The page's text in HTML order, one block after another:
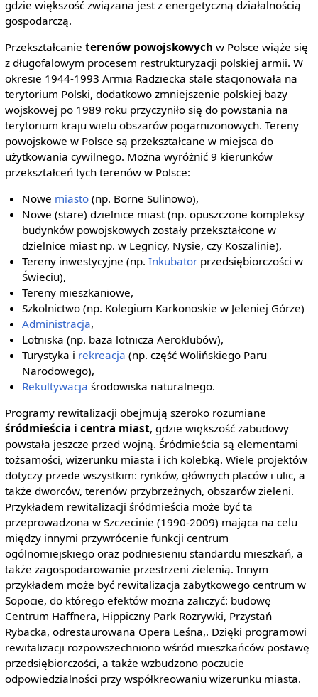
gdzie większość związana jest z energetyczną działalnością
gospodarczą.
Przekształcanie terenów powojskowych w Polsce wiąże się
z długofalowym procesem restrukturyzacji polskiej armii. W
okresie 1944-1993 Armia Radziecka stale stacjonowała na
terytorium Polski, dodatkowo zmniejszenie polskiej bazy
wojskowej po 1989 roku przyczyniło się do powstania na
terytorium kraju wielu obszarów pogarnizonowych. Tereny
powojskowe w Polsce są przekształcane w miejsca do
użytkowania cywilnego. Można wyróżnić 9 kierunków
przekształceń tych terenów w Polsce:
Nowe miasto (np. Borne Sulinowo),
Nowe (stare) dzielnice miast (np. opuszczone kompleksy
budynków powojskowych zostały przekształcone w
dzielnice miast np. w Legnicy, Nysie, czy Koszalinie),
Tereny inwestycyjne (np.Inkubator przedsiębiorczości w
Świeciu),
Tereny mieszkaniowe,
Szkolnictwo (np. Kolegium Karkonoskie w Jeleniej Górze)
Administracja,
Lotniska (np. baza lotnicza Aeroklubów),
Turystyka i rekreacja (np. część Wolińskiego Paru
Narodowego),
Rekultywacja środowiska naturalnego.
Programy rewitalizacji obejmują szeroko rozumiane
śródmieścia i centra miast, gdzie większość zabudowy
powstała jeszcze przed wojną. Śródmieścia są elementami
tożsamości, wizerunku miasta i ich kolebką. Wiele projektów
dotyczy przede wszystkim: rynków, głównych placów i ulic, a
także dworców, terenów przybrzeżnych, obszarów zieleni.
Przykładem rewitalizacji śródmieścia może być ta
przeprowadzona w Szczecinie (1990-2009) mająca na celu
między innymi przywrócenie funkcji centrum
ogólnomiejskiego oraz podniesieniu standardu mieszkań, a
także zagospodarowanie przestrzeni zielenią. Innym
przykładem może być rewitalizacja zabytkowego centrum w
Sopocie, do którego efektów można zaliczyć: budowę
Centrum Haffnera, Hippiczny Park Rozrywki, Przystań
Rybacka, odrestaurowana Opera Leśna,. Dzięki programowi
rewitalizacji rozpowszechniono wśród mieszkańców postawę
przedsiębiorczości, a także wzbudzono poczucie
odpowiedzialności przy współkreowaniu wizerunku miasta.